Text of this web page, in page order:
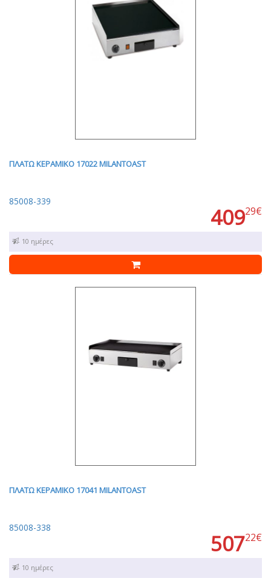
ΠΛΑΤΩ ΚΕΡΑΜΙΚΟ 17022 MILANTOAST
85008-339
40929€
7 - 10 ημέρες
ΠΛΑΤΩ ΚΕΡΑΜΙΚΟ 17041 MILANTOAST
85008-338
50722€
7 - 10 ημέρες